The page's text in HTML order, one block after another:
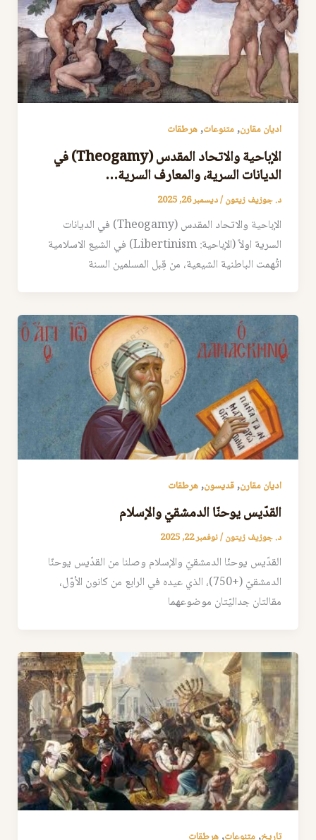
اديان مقارن,متنوعات,هرطقات
الإباحية والاتحاد المقدس (Theogamy) في
الديانات السرية، والمعارف السرية…
د. جوزيف زيتون/ديسمبر 26, 2025
الإباحية والاتحاد المقدس (Theogamy) في الديانات
السرية اولاً (الإباحية: Libertinism) في الشيع الاسلامية
اتُهمت الباطنية الشيعية، من قِبل المسلمين السنة
اديان مقارن,قديسون,هرطقات
القدّيس يوحنّا الدمشقيّ والإسلام
د. جوزيف زيتون/نوفمبر 22, 2025
القدّيس يوحنّا الدمشقيّ والإسلام وصلنا من القدّيس يوحنّا
الدمشقيّ (+750)، الذي عيده في الرابع من كانون الأوّل،
مقالتان جداليّتان موضوعهما